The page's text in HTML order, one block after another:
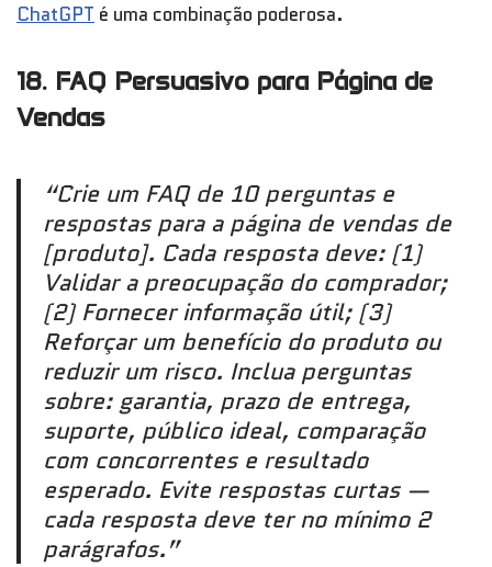
ChatGPT é uma combinação poderosa.
18. FAQ Persuasivo para Página de
Vendas
“Crie um FAQ de 10 perguntas e
respostas para a página de vendas de
[produto]. Cada resposta deve: (1)
Validar a preocupação do comprador;
(2) Fornecer informação útil; (3)
Reforçar um benefício do produto ou
reduzir um risco. Inclua perguntas
sobre: garantia, prazo de entrega,
suporte, público ideal, comparação
com concorrentes e resultado
esperado. Evite respostas curtas —
cada resposta deve ter no mínimo 2
parágrafos.”